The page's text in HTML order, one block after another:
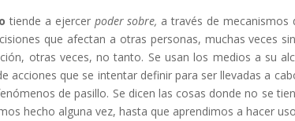
tiende a ejercer poder sobre, a través de
que afectan a otras personas, muchas veces
otras veces, no tanto. Se usan los medios a su
acciones que se intentar definir para ser llevadas a
de pasillo. Se dicen las cosas donde no se
hecho alguna vez, hasta que aprendimos a hacer